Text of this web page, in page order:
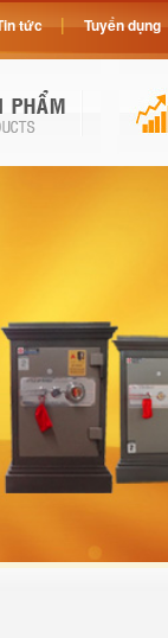
tức Tuyển dụng